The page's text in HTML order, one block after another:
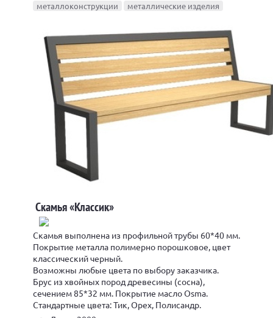
металлоконструкции
металлические изделия
Скамья «Классик»
Скамья выполнена из профильной трубы 60*40 мм.
Покрытие металла полимерно порошковое, цвет
классический черный.
Возможны любые цвета по выбору заказчика.
Брус из хвойных пород древесины (сосна),
сечением 85*32 мм. Покрытие масло Osma.
Стандартные цвета: Тик, Орех, Полисандр.